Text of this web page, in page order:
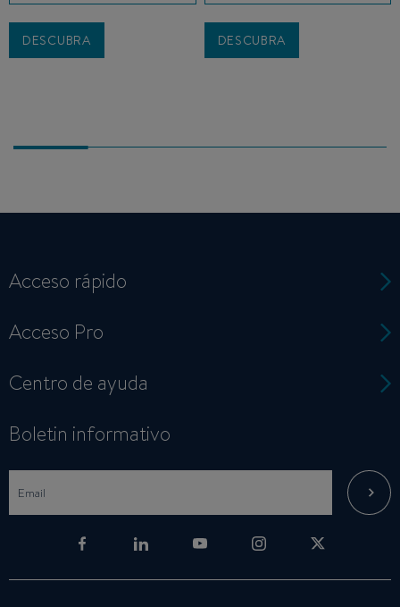
DESCUBRA DESCUBRA
Acceso rápido
Acceso Pro
Centro de ayuda
Boletin informativo